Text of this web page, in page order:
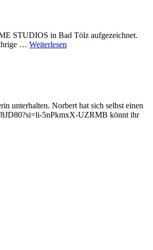
STUDIOS in Bad Tölz aufgezeichnet.
… Weiterlesen
unterhalten. Norbert hat sich selbst einen
5nPkmxX-UZRMB könnt ihr